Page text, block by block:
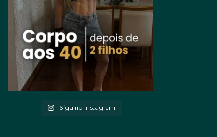
Siga no Instagram